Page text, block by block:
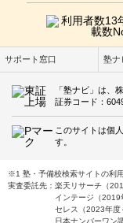
サポート窓口 塾ナ
「塾ナビ」は、
証券コード：
このサイトは個
す。
※1 塾・予備校検索サイトの利
実査委託先：楽天リサーチ（
インテージ（2019
セレス（2023年度
日本ナンバーワン